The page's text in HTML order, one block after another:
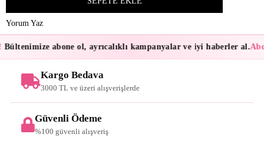
Yorum Yaz
Bültenimize abone ol, ayrıcalıklı kampanyalar ve iyi haberler al.
Kargo Bedava
3000 TL ve üzeri alışverişlerde
Güvenli Ödeme
%100 güvenli alışveriş